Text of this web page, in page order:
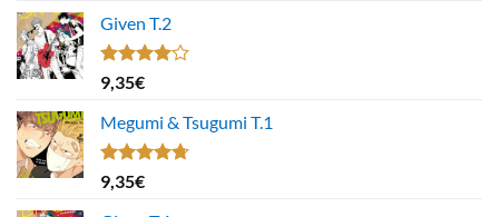
Given T.2
Note
4.00
5
9,35€
Megumi & Tsugumi T.1
Note4.67
sur 5
9,35€